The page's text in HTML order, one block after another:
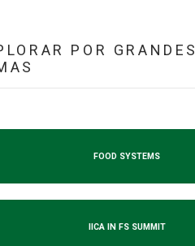
POR GRANDES
FOOD SYSTEMS
IICA IN FS SUMMIT